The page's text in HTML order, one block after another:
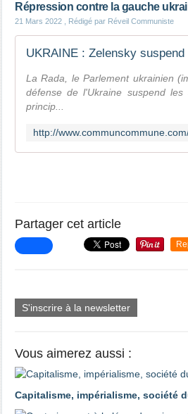
Répression contre la gauche
21 Mars 2022 , Rédigé par Réveil Communiste
La Rada, le Parlement ukrainien
défense de l'Ukraine suspend
princip...
Partager cet article
S'inscrire à la newsletter
Vous aimerez aussi :
Capitalisme, impérialisme, société